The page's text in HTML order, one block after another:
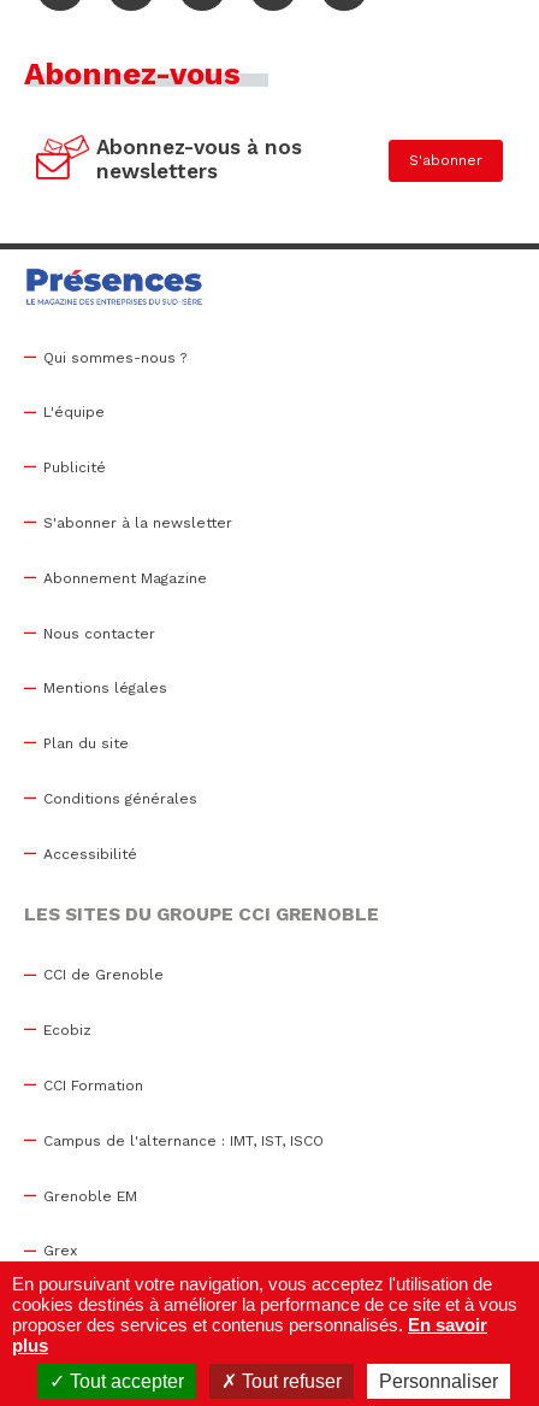
Abonnez-vous
Abonnez-vous à nos
newsletters
S'abonner
Qui sommes-nous ?
L'équipe
Publicité
S'abonner à la newsletter
Abonnement Magazine
Nous contacter
Mentions légales
Plan du site
Conditions générales
Accessibilité
LES SITES DU GROUPE CCI GRENOBLE
CCI de Grenoble
Ecobiz
CCI Formation
Campus de l'alternance : IMT, IST, ISCO
Grenoble EM
Grex
WTC Grenoble
Centre de congrès
En poursuivant votre navigation, vous acceptez l'utilisation de
cookies destinés à améliorer la performance de ce site et à vous
proposer des services et contenus personnalisés. En savoir
plus
Tout accepter
Tout refuser Personnaliser